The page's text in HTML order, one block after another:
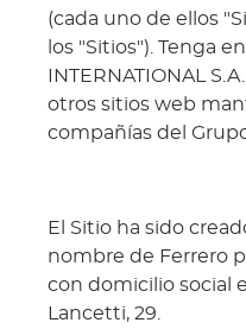
(cada uno de ellos
los "Sitios"). Tenga
INTERNATIONAL
otros sitios web
compañías del
El Sitio ha sido
nombre de Ferrero
con domicilio social
Lancetti, 29.